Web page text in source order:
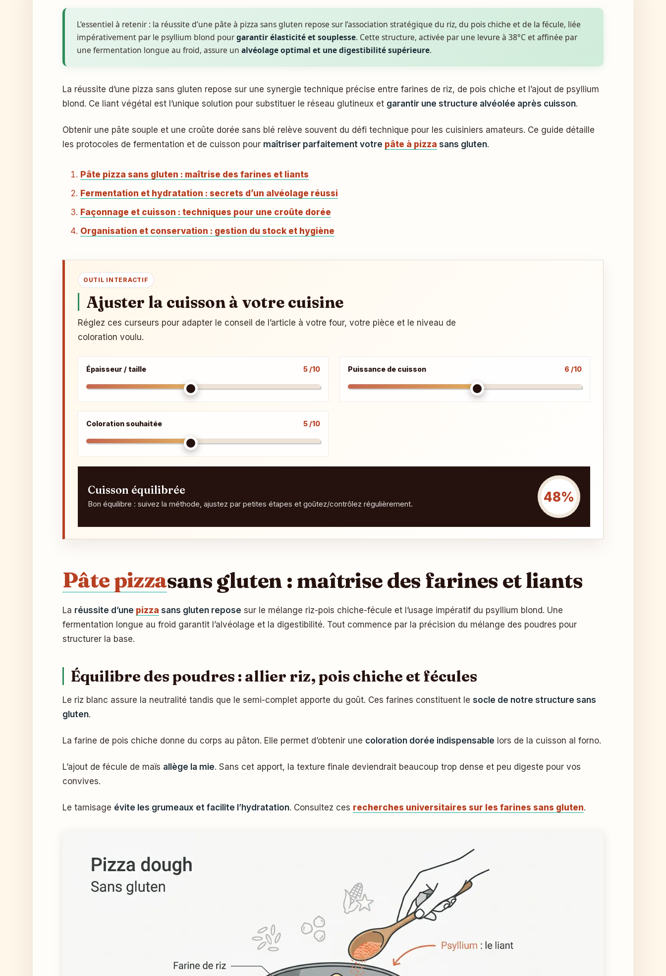
L’essentiel à retenir : la réussite d’une pâte à pizza sans gluten repose sur l’association stratégique du riz, du pois chiche et de la fécule, liée
impérativement par le psyllium blond pourgarantir élasticité et souplesse. Cette structure, activée par une levure à 38°C et affinée par
une fermentation longue au froid, assure un alvéolage optimal et une digestibilité supérieure.
La réussite d’une pizza sans gluten repose sur une synergie technique précise entre farines de riz, de pois chiche et l’ajout de psyllium
blond. Ce liant végétal est l’unique solution pour substituer le réseau glutineux et garantir une structure alvéolée après cuisson.
Obtenir une pâte souple et une croûte dorée sans blé relève souvent du défi technique pour les cuisiniers amateurs. Ce guide détaille
les protocoles de fermentation et de cuisson pour maîtriser parfaitement votre pâte à pizza sans gluten.
Pâte pizza sans gluten : maîtrise des farines et liants
Fermentation et hydratation : secrets d’un alvéolage réussi
Façonnage et cuisson : techniques pour une croûte dorée
Organisation et conservation : gestion du stock et hygiène
OUTIL INTERACTIF
Ajuster la cuisson à votre cuisine
Réglez ces curseurs pour adapter le conseil de l’article à votre four, votre pièce et le niveau de
coloration voulu.
Épaisseur / taille 5 /10 Puissance de cuisson 6 /10
Coloration souhaitée 5 /10
Cuisson équilibrée
Bon équilibre : suivez la méthode, ajustez par petites étapes et goûtez/contrôlez régulièrement. 48%
Pâte pizzasans gluten : maîtrise des farines et liants
La réussite d’une pizza sans gluten repose sur le mélange riz-pois chiche-fécule et l’usage impératif du psyllium blond. Une
fermentation longue au froid garantit l’alvéolage et la digestibilité. Tout commence par la précision du mélange des poudres pour
structurer la base.
Équilibre des poudres : allier riz, pois chiche et fécules
Le riz blanc assure la neutralité tandis que le semi-complet apporte du goût. Ces farines constituent le socle de notre structure sans
gluten.
La farine de pois chiche donne du corps au pâton. Elle permet d’obtenir une coloration dorée indispensable lors de la cuisson al forno.
L’ajout de fécule de maïs allège la mie. Sans cet apport, la texture finale deviendrait beaucoup trop dense et peu digeste pour vos
convives.
Le tamisage évite les grumeaux et facilite l’hydratation. Consultez ces recherches universitaires sur les farines sans gluten.